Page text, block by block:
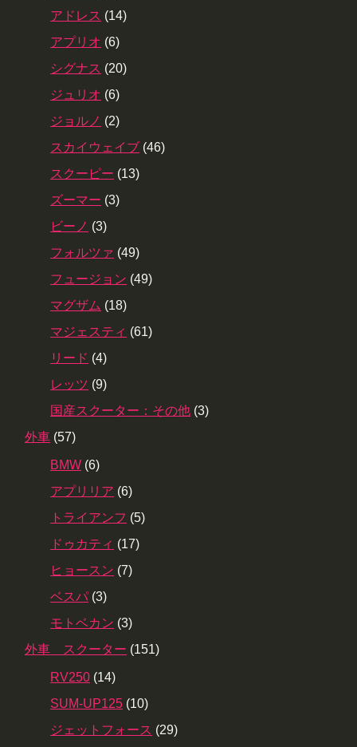
アドレス (14)
アプリオ (6)
シグナス (20)
ジュリオ (6)
ジョルノ (2)
スカイウェイブ (46)
スクーピー (13)
ズーマー (3)
ビーノ (3)
フォルツァ (49)
フュージョン (49)
マグザム (18)
マジェスティ (61)
リード (4)
レッツ (9)
国産スクーター：その他 (3)
外車 (57)
BMW (6)
アプリリア (6)
トライアンフ (5)
ドゥカティ (17)
ヒョースン (7)
ベスパ (3)
モトベカン (3)
外車 スクーター (151)
RV250 (14)
SUM-UP125 (10)
ジェットフォース (29)